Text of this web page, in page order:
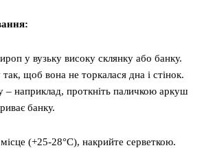
у вузьку високу склянку або банку.
щоб вона не торкалася дна і стінок.
– наприклад, проткніть паличкою аркуш
банку.
(+25-28°C), накрийте серветкою.